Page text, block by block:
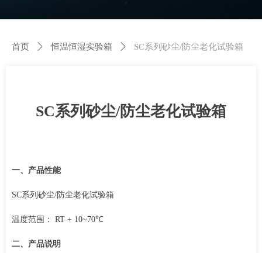
一、产品性能
SC系列砂尘/防尘老化试验箱
温度范围： RT + 10~70℃
二、产品说明
SC系列砂尘/防尘老化试验箱
首页 ꄲ 恒温恒湿实验箱 ꄲ SC系列砂尘/防尘老化试验箱